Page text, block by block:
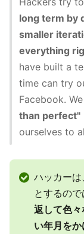
long term by
smaller
everything
have built a
time can try
Facebook.
than perfect"
ourselves to
ハッカー
とするので
返して色
い年月を